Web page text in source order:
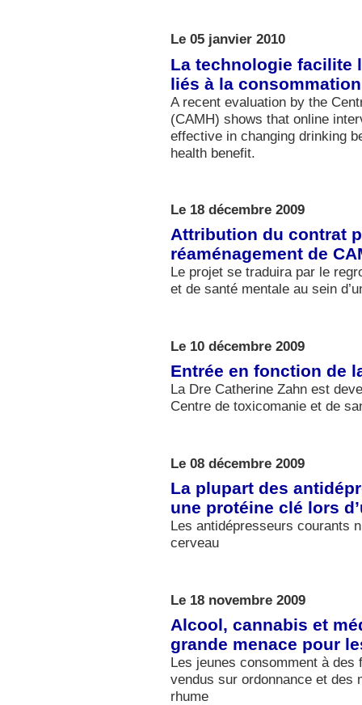
Le 05 janvier 2010
La technologie facilite
liés à la
A recent evaluation by the
(CAMH) shows that online
effective in changing drinking
health benefit.
Le 18 décembre 2009
Attribution du contrat
réaménagement de
Le projet se traduira par le
et de santé mentale au sein
Le 10 décembre 2009
Entrée en fonction de
La Dre Catherine Zahn est
Centre de toxicomanie et de
Le 08 décembre 2009
La plupart des
une protéine clé lors
Les antidépresseurs courants
cerveau
Le 18 novembre 2009
Alcool, cannabis et
grande menace pour
Les jeunes consomment à
vendus sur ordonnance et des
rhume